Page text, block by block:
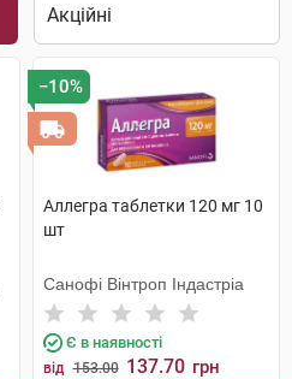
−10%
Аллегра таблетки 120 мг 10
шт
Санофі Вінтроп Індастріа
Є в наявності
від 153.00 137.70 грн